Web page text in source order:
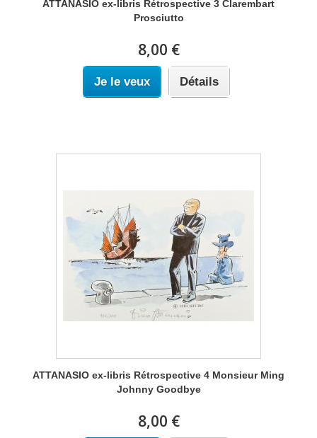
ATTANASIO ex-libris Rétrospective 3 Clarembart
Prosciutto
8,00 €
Je le veux Détails
ATTANASIO ex-libris Rétrospective 4 Monsieur Ming
Johnny Goodbye
8,00 €